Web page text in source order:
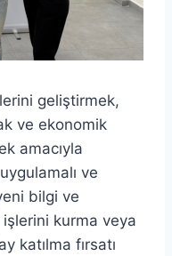
geliştirmek,
ve ekonomik
amacıyla
ve
bilgi ve
kurma veya
katılma fırsatı